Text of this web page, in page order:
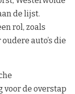
de lijst.
rol, zoals
auto’s die
de overstap